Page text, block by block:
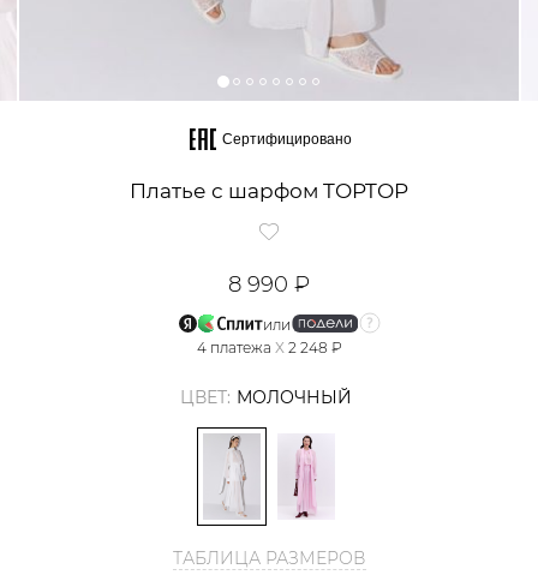
Сертифицировано
Платье с шарфом TOPTOP
8 990 ₽
или
4 платежа X 2 248 ₽
ЦВЕТ: МОЛОЧНЫЙ
ТАБЛИЦА РАЗМЕРОВ